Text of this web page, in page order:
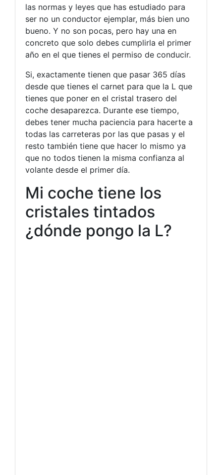
las normas y leyes que has estudiado para
ser no un conductor ejemplar, más bien uno
bueno. Y no son pocas, pero hay una en
concreto que solo debes cumplirla el primer
año en el que tienes el permiso de conducir.
Si, exactamente tienen que pasar 365 días
desde que tienes el carnet para que la L que
tienes que poner en el cristal trasero del
coche desaparezca. Durante ese tiempo,
debes tener mucha paciencia para hacerte a
todas las carreteras por las que pasas y el
resto también tiene que hacer lo mismo ya
que no todos tienen la misma confianza al
volante desde el primer día.
Mi coche tiene los
cristales tintados
¿dónde pongo la L?